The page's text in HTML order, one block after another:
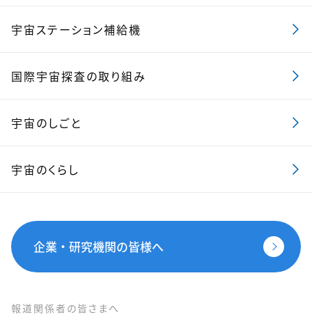
宇宙ステーション補給機
国際宇宙探査の取り組み
宇宙のしごと
宇宙のくらし
企業・研究機関の皆様へ
報道関係者の皆さまへ